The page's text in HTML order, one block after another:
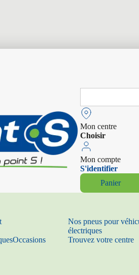
Search
Mon centre
Choisir
Mon compte
S'identifier
Panier
Occasions
Nos pneus pour
électriques
Trouvez votre centre